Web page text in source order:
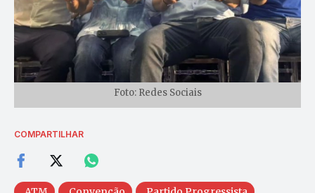
Foto: Redes Sociais
COMPARTILHAR